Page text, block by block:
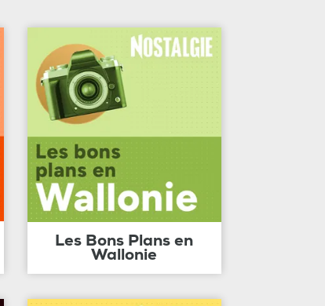
Les Bons Plans en
Wallonie